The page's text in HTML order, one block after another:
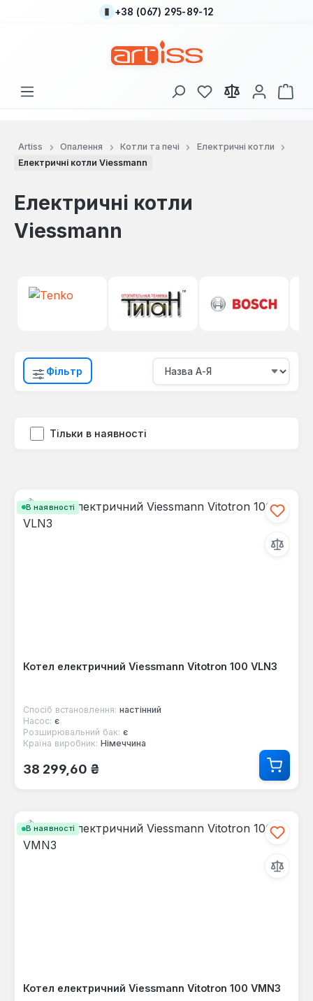
Перейти до основного вмісту
+38 (067) 295-89-12
У вас є 0 у списку
Artiss Опалення Котли та печі
Електричні котли
Електричні котли Viessmann
Електричні котли
Viessmann
Фільтр
Тільки в наявності
В наявності
Котел електричний Viessmann Vitotron 100 VLN3
Спосіб встановлення: настінний
Насос: є
Розширювальний бак: є
Країна виробник: Німеччина
Звичайна ціна:
38 299,60 ₴
В наявності
Котел електричний Viessmann Vitotron 100 VMN3